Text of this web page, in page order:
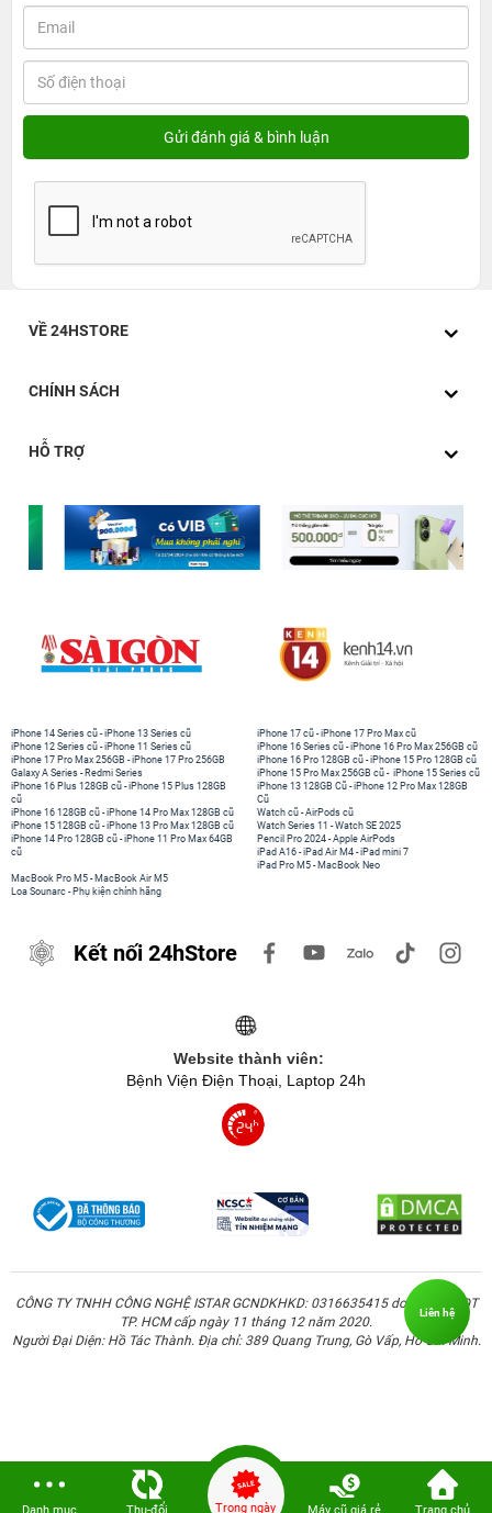
VỀ 24HSTORE
CHÍNH SÁCH
HỖ TRỢ
iPhone 14 Series cũ -iPhone 13 Series cũ
iPhone 12 Series cũ -iPhone 11 Series cũ
iPhone 17 Pro Max 256GB -iPhone 17 Pro 256GB
Galaxy A Series - Redmi Series
iPhone 17 cũ -iPhone 17 Pro Max cũ
iPhone 16 Series cũ - iPhone 16 Pro Max 256GB cũ
iPhone 16 Pro 128GB cũ -iPhone 15 Pro 128GB cũ
iPhone 15 Pro Max 256GB cũ - iPhone 15 Series cũ
iPhone 16 Plus 128GB cũ -iPhone 15 Plus 128GB
cũ
iPhone 16 128GB cũ -iPhone 14 Pro Max 128GB cũ
iPhone 15 128GB cũ -iPhone 13 Pro Max 128GB cũ
iPhone 14 Pro 128GB cũ -iPhone 11 Pro Max 64GB
cũ
iPhone 13 128GB Cũ -iPhone 12 Pro Max 128GB
Cũ
Watch cũ -AirPods cũ
Watch Series 11 -Watch SE 2025
Pencil Pro 2024 -Apple AirPods
iPad A16 -iPad Air M4 -iPad mini 7
iPad Pro M5 - MacBook Neo
MacBook Pro M5 - MacBook Air M5
Loa Sounarc - Phụ kiện chính hãng
Kết nối 24hStore
Website thành viên:
Bệnh Viện Điện Thoại, Laptop 24h
CÔNG TY TNHH CÔNG NGHỆ ISTAR GCNDKHKD: 0316635415 do Sở KH & ĐT
TP. HCM cấp ngày 11 tháng 12 năm 2020.
Người Đại Diện: Hồ Tác Thành. Địa chỉ: 389 Quang Trung, Gò Vấp, Hồ Chí Minh.
Trong ngày
Liên hệ